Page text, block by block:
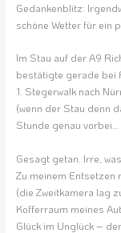
Gedankenblitz:
schöne Wetter für ein
Im Stau auf der A9
bestätigte gerade bei
1. Stegerwalk nach
(wenn der Stau denn
Stunde genau vorbei…
Gesagt getan. Irre,
Zu meinem Entsetzen
(die Zweitkamera lag
Kofferraum meines
Glück im Unglück –